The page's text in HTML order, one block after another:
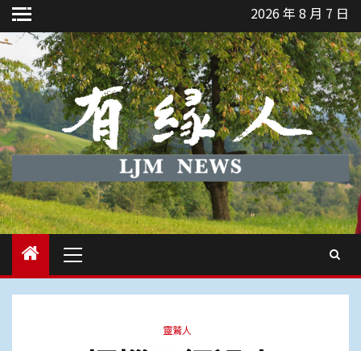
Skip
to
content
2026 年 8 月 7 日
Menu
靈鷲人